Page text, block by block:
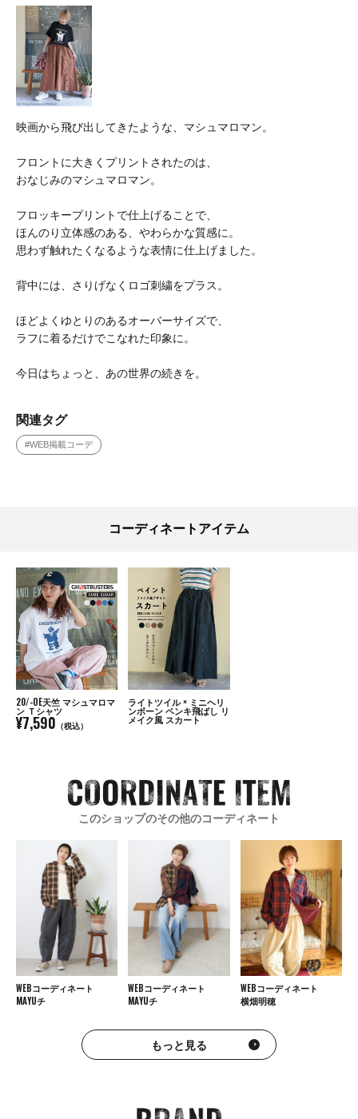
映画から飛び出してきたような、マシュマロマン。
フロントに大きくプリントされたのは、
おなじみのマシュマロマン。
フロッキープリントで仕上げることで、
ほんのり立体感のある、やわらかな質感に。
思わず触れたくなるような表情に仕上げました。
背中には、さりげなくロゴ刺繍をプラス。
ほどよくゆとりのあるオーバーサイズで、
ラフに着るだけでこなれた印象に。
今日はちょっと、あの世界の続きを。
関連タグ
#WEB掲載コーデ
コーディネートアイテム
20/-OE天竺 マシュマロマ
ン Ｔシャツ
¥7,590 （税込）
ライトツイル × ミニヘリ
ンボーン ペンキ飛ばし リ
メイク風 スカート
このショップのその他のコーディネート
WEBコーディネート
MAYUチ
WEBコーディネート
MAYUチ
WEBコーディネート
横畑明穂
もっと見る